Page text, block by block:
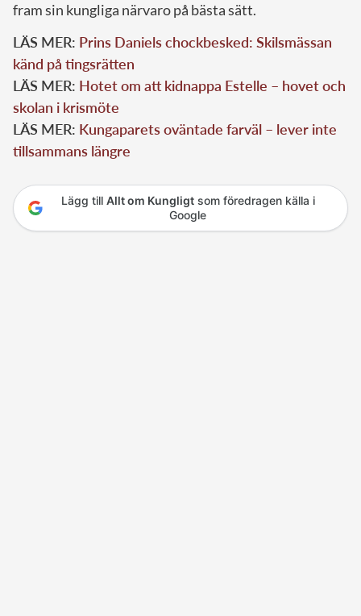
fram sin kungliga närvaro på bästa sätt.
LÄS MER: Prins Daniels chockbesked: Skilsmässan
känd på tingsrätten
LÄS MER: Hotet om att kidnappa Estelle – hovet och
skolan i krismöte
LÄS MER: Kungaparets oväntade farväl – lever inte
tillsammans längre
Lägg till Allt om Kungligtsom föredragen källa i
Google